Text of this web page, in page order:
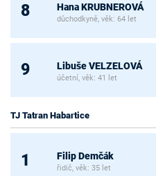
8 Hana KRUBNEROVÁ
důchodkyně, věk: 64 let
9 Libuše VELZELOVÁ
účetní, věk: 41 let
TJ Tatran Habartice
1 Filip Demčák
řidič, věk: 35 let